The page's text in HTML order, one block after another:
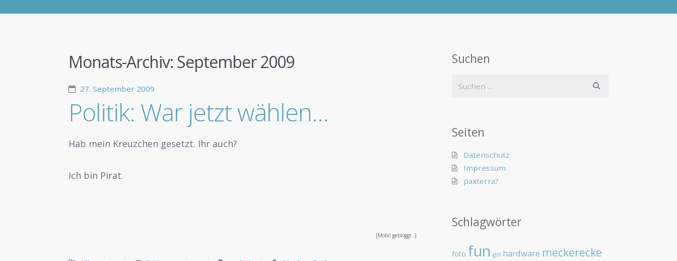
Monats-Archiv: September 2009
27. September 2009
Politik: War jetzt wählen…
Hab mein Kreuzchen gesetzt. Ihr auch?
Ich bin Pirat.
[Mobil gebloggt. ]
Suchen
Seiten
Datenschutz
Impressum
paxterra?
Schlagwörter
foto fun gtd hardware meckerecke